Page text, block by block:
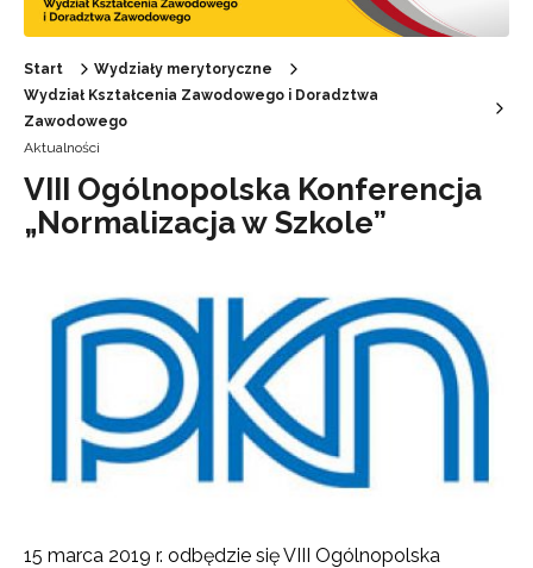
Start
Wydziały merytoryczne
Wydział Kształcenia Zawodowego i Doradztwa
Zawodowego
Aktualności
VIII Ogólnopolska Konferencja
„Normalizacja w Szkole”
15 marca 2019 r. odbędzie się VIII Ogólnopolska